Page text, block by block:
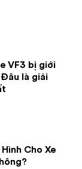
VF3 bị giới
là giải
Cho Xe